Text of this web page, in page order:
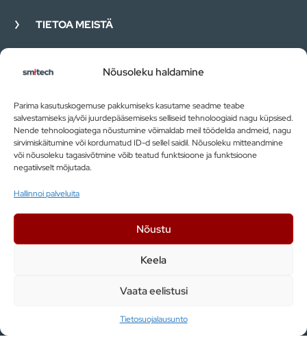
Nõusoleku haldamine
Parima kasutuskogemuse pakkumiseks kasutame seadme teabe
salvestamiseks ja/või juurdepääsemiseks selliseid tehnoloogiaid nagu küpsised.
Nende tehnoloogiatega nõustumine võimaldab meil töödelda andmeid, nagu
sirvimiskäitumine või kordumatud ID-d sellel saidil. Nõusoleku mitteandmine
või nõusoleku tagasivõtmine võib teatud funktsioone ja funktsioone
negatiivselt mõjutada.
Hallinnoi palveluita
Nõustu
Keela
Vaata eelistusi
Tietosuojalausunto
TIETOA MEISTÄ
PALAUTE
OTA YHTEYTTÄ
Palvelut